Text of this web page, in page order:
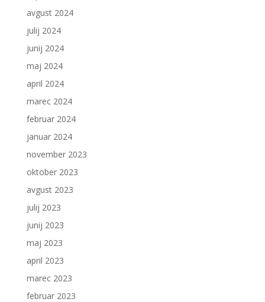
avgust 2024
julij 2024
junij 2024
maj 2024
april 2024
marec 2024
februar 2024
januar 2024
november 2023
oktober 2023
avgust 2023
julij 2023
junij 2023
maj 2023
april 2023
marec 2023
februar 2023